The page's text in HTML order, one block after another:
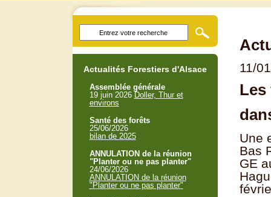
11/
Les
Une
Bas
GE
Actualités Forestiers d'Alsace
Assemblée générale
19 juin 2026 Doller, Thur et
environs
Santé des forêts
25/06/2026
bilan de 2025
ANNULATION de la réunion
"Planter ou ne pas planter"
24/06/2026
ANNULATION de la réunion
"Planter ou ne pas planter"